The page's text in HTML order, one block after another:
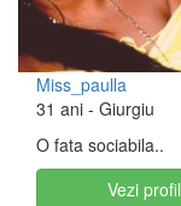
Miss_paulla
31 ani - Giurgiu
O fata sociabila..
Vezi profil